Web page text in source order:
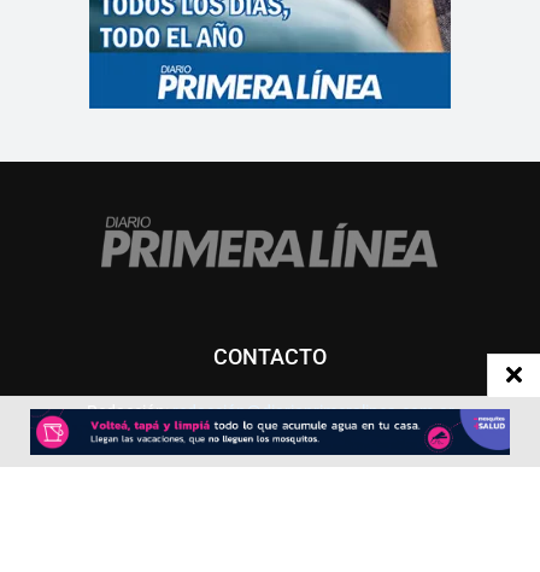
CONTACTO
Redacción:redacción@diarioprimeralinea.com.ar
Publicidad:publicidad@diarioprimeralinea.com.ar